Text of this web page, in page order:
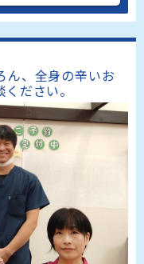
ん、全身の辛いお
ださい。